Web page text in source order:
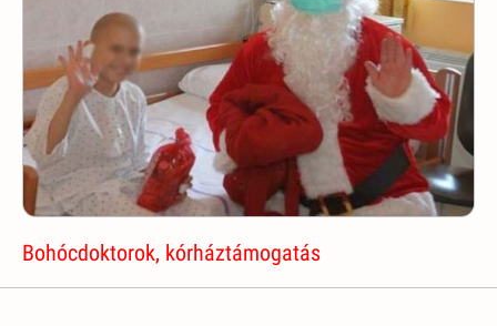
Bohócdoktorok, kórháztámogatás